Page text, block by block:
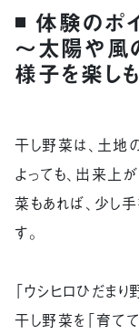
◾️ 体験のポ
〜太陽や風
様子を楽し
干し野菜は、土地
よっても、出来上
菜もあれば、少し
す。
「ウシヒロひだま
干し野菜を「育て